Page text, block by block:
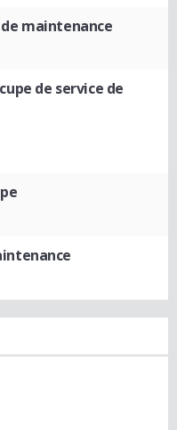
maintenance
de service de